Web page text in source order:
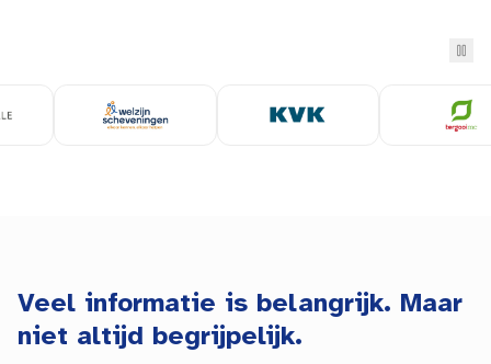
Veel informatie is belangrijk. Maar
niet altijd begrijpelijk.